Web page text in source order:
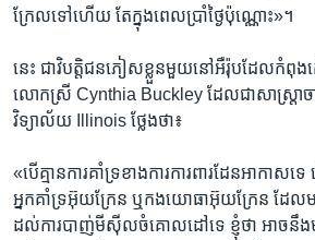
ក្រែលទៅ​ហើយ​ ​តែក្នុង​ពេល​ប្រាំថ្ងៃ​ប៉ុណ្ណោះ»។
នេះ ជាវិបត្តិជន​ភៀសខ្លួន​មួយ​នៅ​អឺរ៉ុប​ដែល​កំពុង​
លោកស្រី Cynthia Buckley ដែល​ជា​សាស្ត្រាច
វិទ្យាល័យ Illinois ថ្លែង​ថា៖
«បើ​គ្មាន​ការ​គាំទ្រ​ខាងការការពារដែន​អាកាស​ទ
អ្នក​គាំទ្រ​អ៊ុយក្រែន​ ឬ​កង​យោធាអ៊ុយក្រែន​ ដែលមាន​
ដល់ការ​បាញ់​មីស៊ីលចំគោលដៅទេ ខ្ញុំ​ថា​ អាច​នឹង​